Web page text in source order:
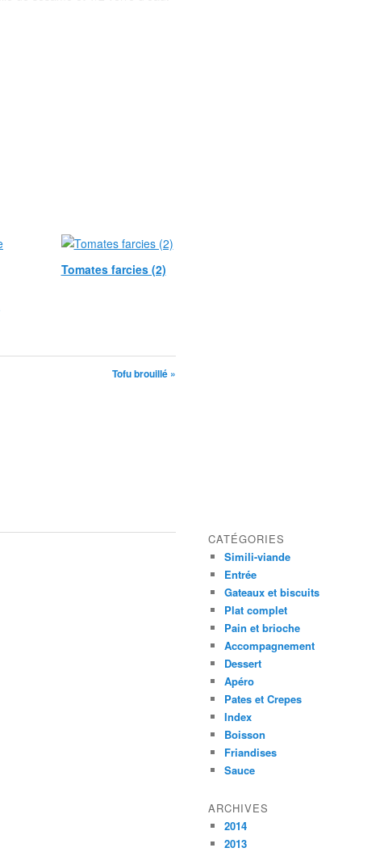
Tomates farcies (2)
Tofu brouillé »
CATÉGORIES
Simili-viande
Entrée
Gateaux et biscuits
Plat complet
Pain et brioche
Accompagnement
Dessert
Apéro
Pates et Crepes
Index
Boisson
Friandises
Sauce
ARCHIVES
2014
2013